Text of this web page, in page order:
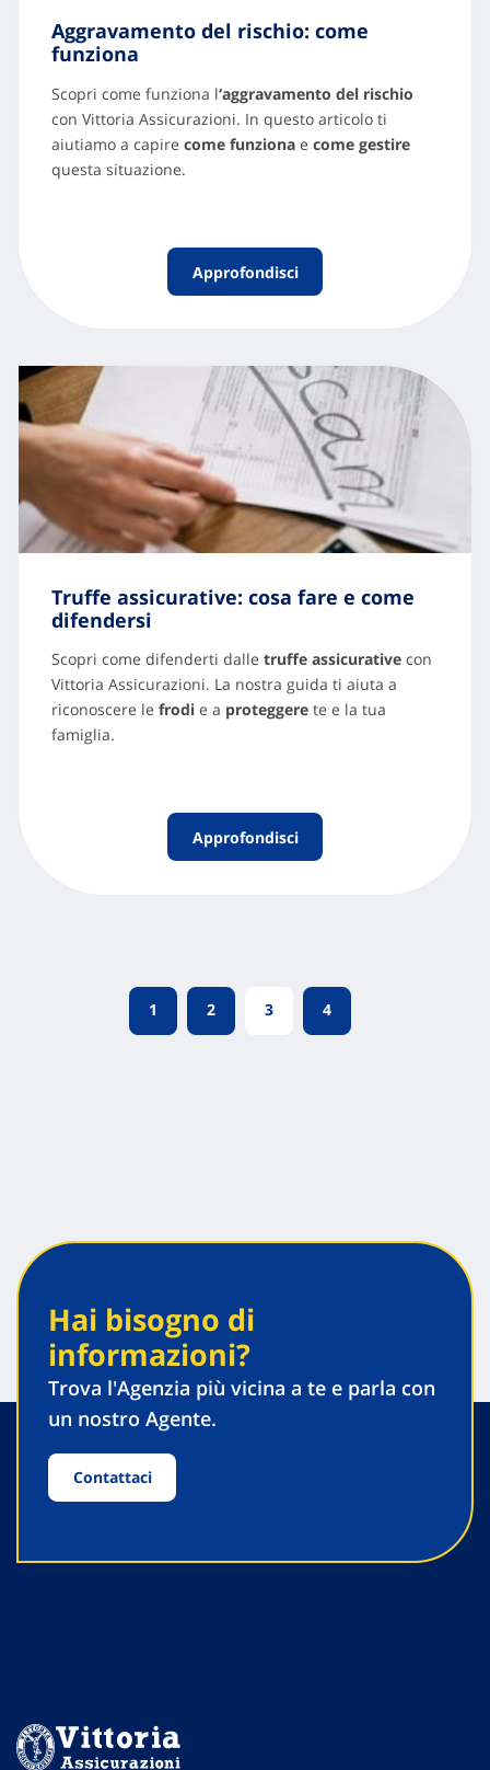
Aggravamento del rischio: come
funziona
Scopri come funziona l‘aggravamento del rischio
con Vittoria Assicurazioni. In questo articolo ti
aiutiamo a capire come funziona e come gestire
questa situazione.
Approfondisci
Truffe assicurative: cosa fare e come
difendersi
Scopri come difenderti dalle truffe assicurative con
Vittoria Assicurazioni. La nostra guida ti aiuta a
riconoscere le frodi e a proteggere te e la tua
famiglia.
Approfondisci
Posts
navigation
1 Page
2 Page
3 4
Hai bisogno di
informazioni?
Trova l'Agenzia più vicina a te e parla con
un nostro Agente.
Contattaci